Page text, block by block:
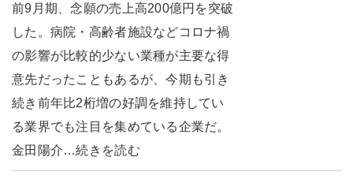
前9月期、念願の売上高200億円を突破
した。病院・高齢者施設などコロナ禍
の影響が比較的少ない業種が主要な得
意先だったこともあるが、今期も引き
続き前年比2桁増の好調を維持してい
る業界でも注目を集めている企業だ。
金田陽介…続きを読む